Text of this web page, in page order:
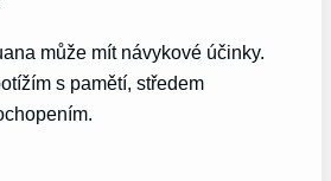
může mít návykové účinky.
s pamětí, středem